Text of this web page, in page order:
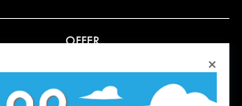
OFFER
×